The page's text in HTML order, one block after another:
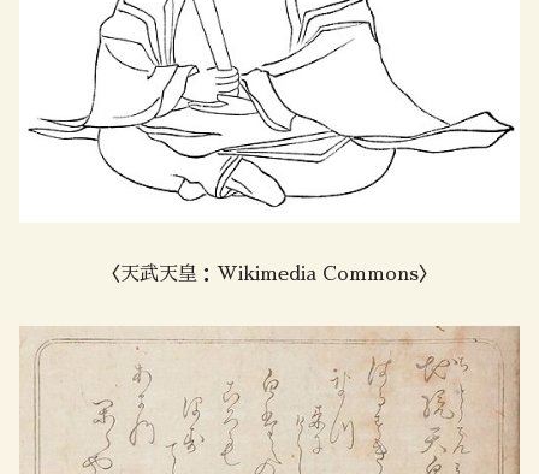
〈天武天皇：Wikimedia Commons〉